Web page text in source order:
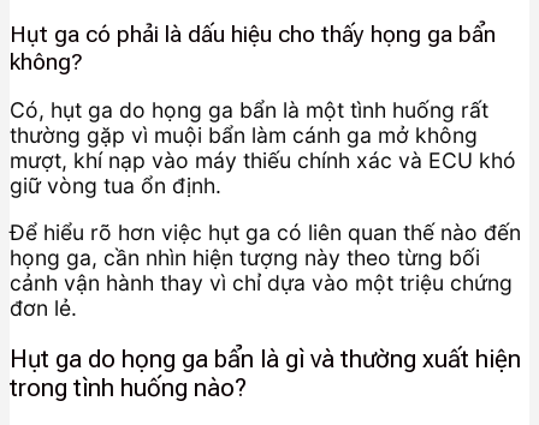
Hụt ga có phải là dấu hiệu cho thấy họng ga bẩn
không?
Có, hụt ga do họng ga bẩn là một tình huống rất
thường gặp vì muội bẩn làm cánh ga mở không
mượt, khí nạp vào máy thiếu chính xác và ECU khó
giữ vòng tua ổn định.
Để hiểu rõ hơn việc hụt ga có liên quan thế nào đến
họng ga, cần nhìn hiện tượng này theo từng bối
cảnh vận hành thay vì chỉ dựa vào một triệu chứng
đơn lẻ.
Hụt ga do họng ga bẩn là gì và thường xuất hiện
trong tình huống nào?